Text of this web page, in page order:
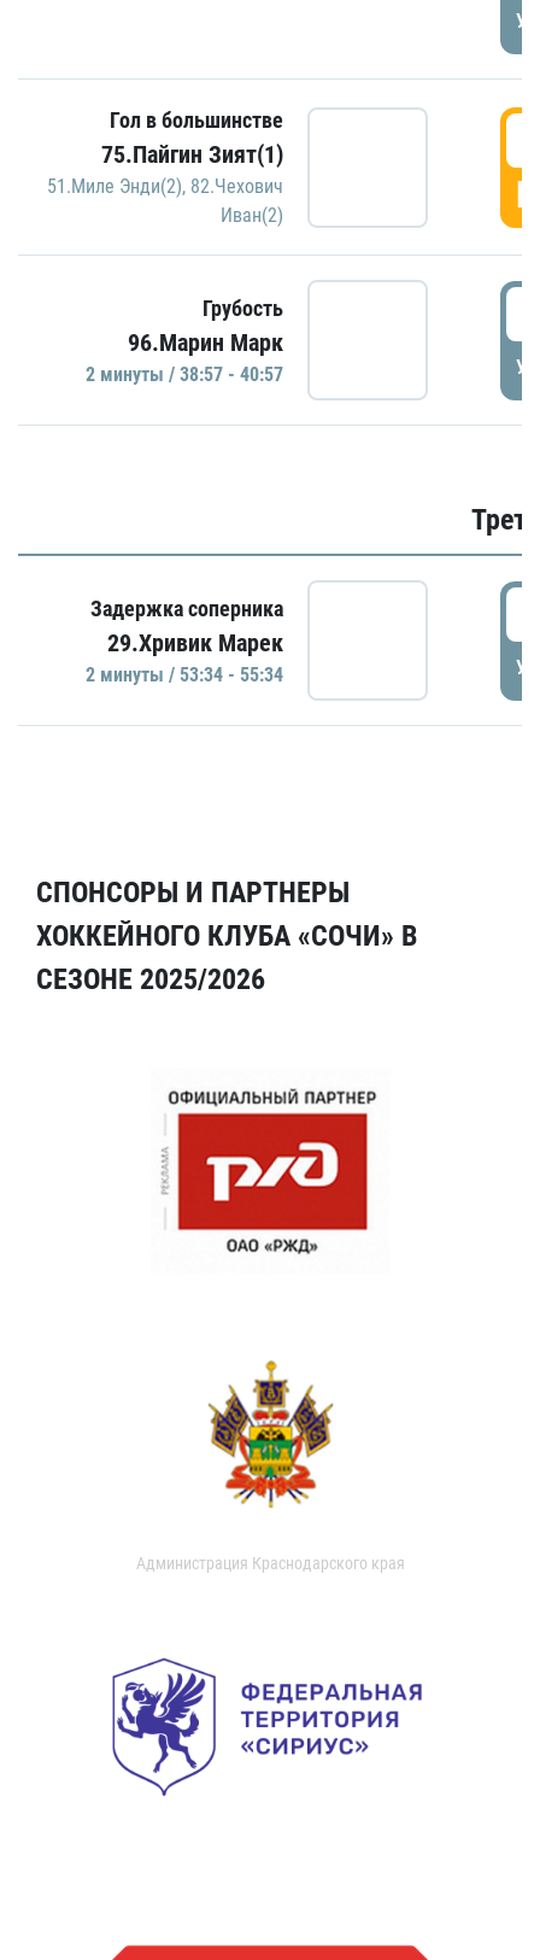
Гол в большинстве
75.Пайгин Зият(1)
51.Миле Энди(2), 82.Чехович
Иван(2)
Грубость
96.Марин Марк
2 минуты / 38:57 - 40:57
Задержка соперника
29.Хривик Марек
2 минуты / 53:34 - 55:34
СПОНСОРЫ И ПАРТНЕРЫ
ХОККЕЙНОГО КЛУБА «СОЧИ» В
СЕЗОНЕ 2025/2026
Администрация Краснодарского края